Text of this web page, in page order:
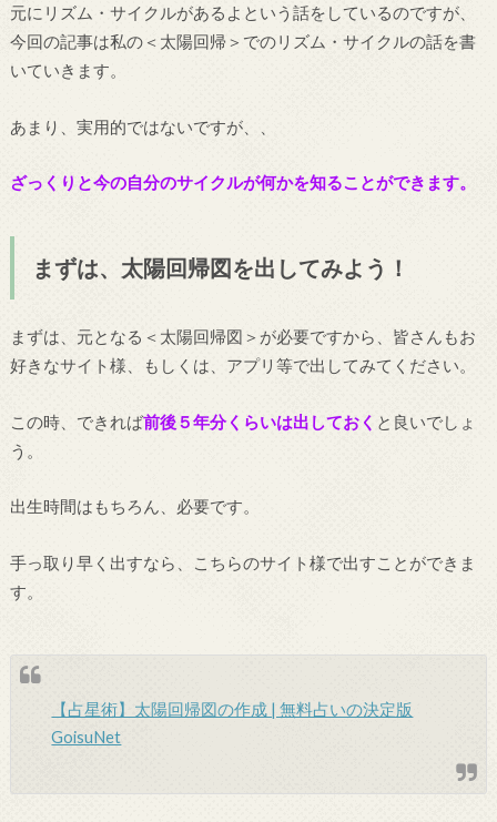
元にリズム・サイクルがあるよという話をしているのですが、
今回の記事は私の＜太陽回帰＞でのリズム・サイクルの話を書
いていきます。
あまり、実用的ではないですが、、
ざっくりと今の自分のサイクルが何かを知ることができます。
まずは、太陽回帰図を出してみよう！
まずは、元となる＜太陽回帰図＞が必要ですから、皆さんもお
好きなサイト様、もしくは、アプリ等で出してみてください。
この時、できれば前後５年分くらいは出しておく と良いでしょ
う。
出生時間はもちろん、必要です。
手っ取り早く出すなら、こちらのサイト様で出すことができま
す。
【占星術】太陽回帰図の作成 | 無料占いの決定版
GoisuNet